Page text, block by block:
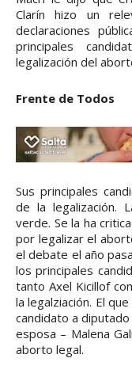
Clarín hizo un
declaraciones
principales
legalización del
Frente de Todos
Sus principales
de la legalización.
verde. Se la ha
por legalizar el
el debate el año
los principales
tanto Axel Kicillof
la legalziación. El
candidato a
esposa – Malena
aborto legal.